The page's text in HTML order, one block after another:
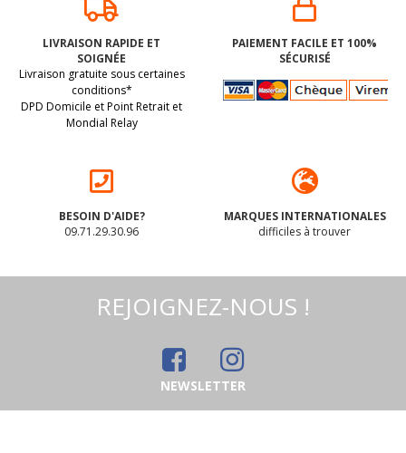
LIVRAISON RAPIDE ET
SOIGNÉE
Livraison gratuite sous certaines
conditions*
DPD Domicile et Point Retrait et
Mondial Relay
PAIEMENT FACILE ET 100%
SÉCURISÉ
BESOIN D'AIDE?
09.71.29.30.96
MARQUES INTERNATIONALES
difficiles à trouver
REJOIGNEZ-NOUS !
NEWSLETTER